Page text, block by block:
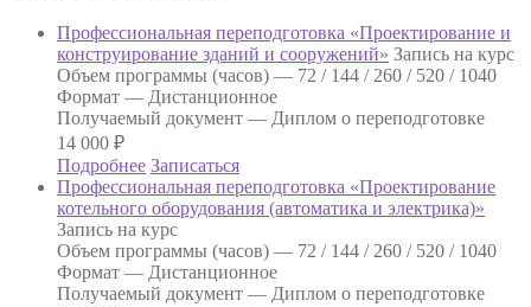
Профессиональная переподготовка «Проектирование и
конструирование зданий и сооружений» Запись на курс
Объем программы (часов) — 72 / 144 / 260 / 520 / 1040
Формат — Дистанционное
Получаемый документ — Диплом о переподготовке
14 000 ₽
Подробнее Записаться
Профессиональная переподготовка «Проектирование
котельного оборудования (автоматика и электрика)»
Запись на курс
Объем программы (часов) — 72 / 144 / 260 / 520 / 1040
Формат — Дистанционное
Получаемый документ — Диплом о переподготовке